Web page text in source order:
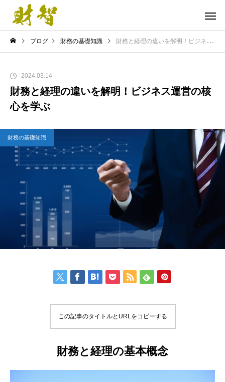
ブログ 財務の基礎知識 財務と経理の違いを解明！ビジネス運営の核心を学ぶ
2024.03.14
財務と経理の違いを解明！ビジネス運営の核
心を学ぶ
財務の基礎知識
この記事のタイトルとURLをコピーする
財務と経理の基本概念